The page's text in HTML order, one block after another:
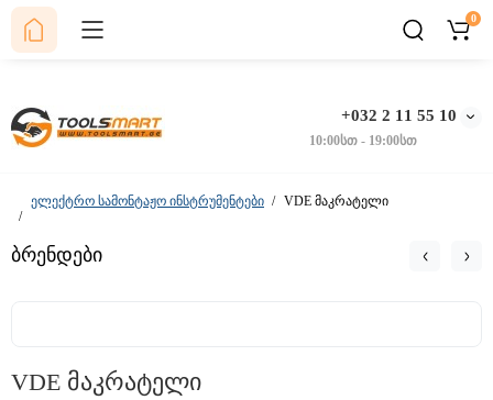
+032 2 11 55 10
10:00სთ - 19:00სთ
0
ელექტრო სამონტაჟო ინსტრუმენტები VDE მაკრატელი
ბრენდები
VDE მაკრატელი